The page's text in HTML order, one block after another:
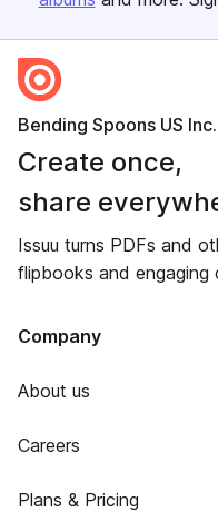
Bending Spoons US Inc.
Create once,
share
Issuu turns PDFs and
flipbooks and
Company
About us
Careers
Plans & Pricing